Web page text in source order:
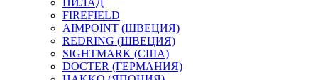
ПИЛАД
FIREFIELD
AIMPOINT (ШВЕЦИЯ)
REDRING (ШВЕЦИЯ)
SIGHTMARK (США)
DOCTER (ГЕРМАНИЯ)